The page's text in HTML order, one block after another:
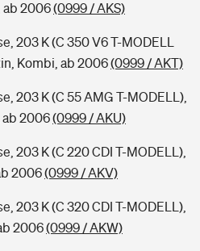
ab 2006(0999 / AKS)
203 K (C 350 V6 T-MODELL
Kombi, ab 2006(0999 / AKT)
203 K (C 55 AMG T-MODELL),
ab 2006(0999 / AKU)
203 K (C 220 CDI T-MODELL),
2006(0999 / AKV)
203 K (C 320 CDI T-MODELL),
2006(0999 / AKW)